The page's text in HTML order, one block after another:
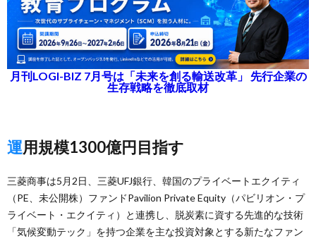
月刊LOGI-BIZ 7月号は「未来を創る輸送改革」 先行企業の
生存戦略を徹底取材
運用規模1300億円目指す
三菱商事は5月2日、三菱UFJ銀行、韓国のプライベートエクイティ
（PE、未公開株）ファンドPavilion Private Equity（パビリオン・プ
ライベート・エクイティ）と連携し、脱炭素に資する先進的な技術
「気候変動テック」を持つ企業を主な投資対象とする新たなファン